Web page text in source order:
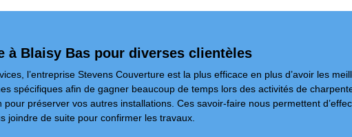
à Blaisy Bas pour diverses clientèles
l’entreprise Stevens Couverture est la plus efficace en plus d’avoir les
spécifiques afin de gagner beaucoup de temps lors des activités de
préserver vos autres installations. Ces savoir-faire nous permettent
joindre de suite pour confirmer les travaux.